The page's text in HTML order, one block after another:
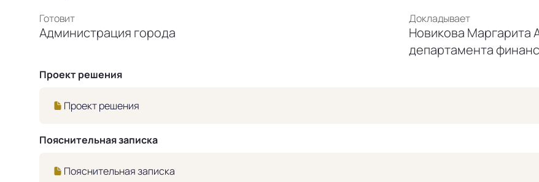
Готовит
Администрация города
Докладывает
Новикова Маргарита
департамента
Проект решения
Проект решения
Пояснительная записка
Пояснительная записка